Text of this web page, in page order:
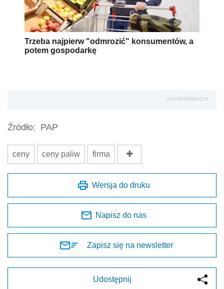
Trzeba najpierw "odmrozić" konsumentów, a
potem gospodarkę
AUTOPROMOCJA
Źródło: PAP
ceny ceny paliw firma
Wersja do druku
Napisz do nas
Zapisz się na newsletter
Udostępnij